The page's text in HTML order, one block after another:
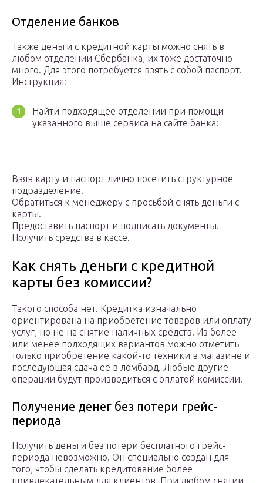
Отделение банков
Также деньги с кредитной карты можно снять в
любом отделении Сбербанка, их тоже достаточно
много. Для этого потребуется взять с собой паспорт.
Инструкция:
Найти подходящее отделении при помощи
указанного выше сервиса на сайте банка:
Взяв карту и паспорт лично посетить структурное
подразделение.
Обратиться к менеджеру с просьбой снять деньги с
карты.
Предоставить паспорт и подписать документы.
Получить средства в кассе.
Как снять деньги с кредитной
карты без комиссии?
Такого способа нет. Кредитка изначально
ориентирована на приобретение товаров или оплату
услуг, но не на снятие наличных средств. Из более
или менее подходящих вариантов можно отметить
только приобретение какой-то техники в магазине и
последующая сдача ее в ломбард. Любые другие
операции будут производиться с оплатой комиссии.
Получение денег без потери грейс-
периода
Получить деньги без потери бесплатного грейс-
периода невозможно. Он специально создан для
того, чтобы сделать кредитование более
привлекательным для клиентов. При любом снятии